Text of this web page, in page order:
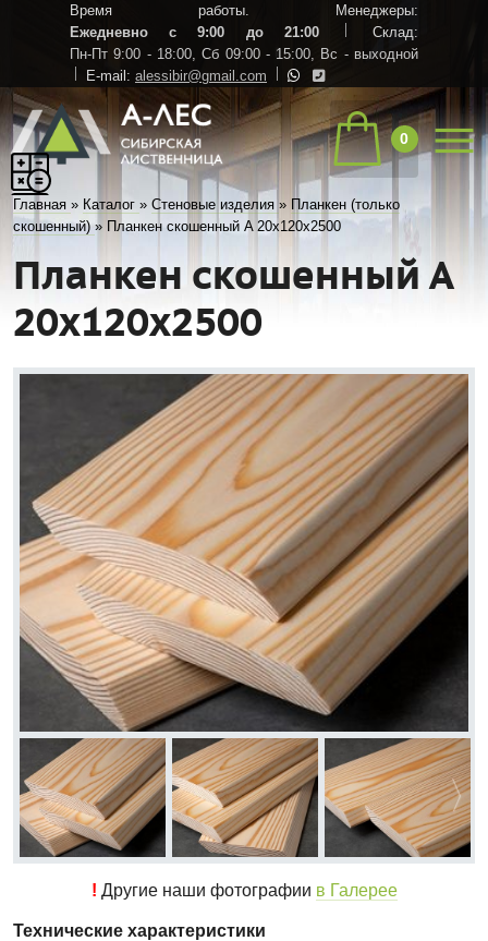
Время работы. Менеджеры:
Ежедневно с 9:00 до 21:00
Склад:
Пн-Пт 9:00 - 18:00, Сб 09:00 - 15:00, Вс - выходной
E-mail: alessibir@gmail.com
0
Главная » Каталог »Стеновые изделия » Планкен (только
скошенный) » Планкен скошенный A 20х120х2500
Планкен скошенный A
20х120х2500
! Другие наши фотографии в Галерее
Технические характеристики